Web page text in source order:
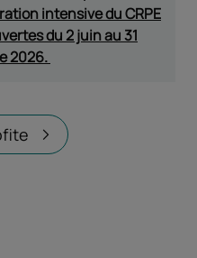
intensive du CRPE
du 2 juin au 31
2026.